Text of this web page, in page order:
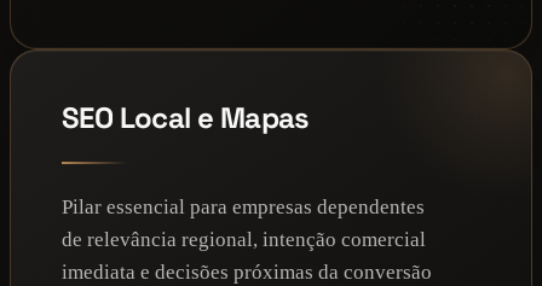
SEO Local e Mapas
Pilar essencial para empresas dependentes
de relevância regional, intenção comercial
imediata e decisões próximas da conversão